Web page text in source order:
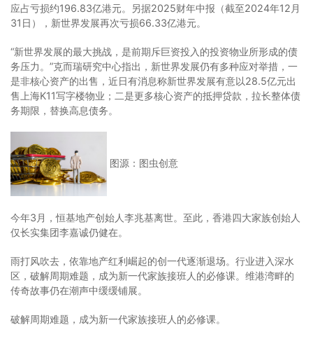
应占亏损约196.83亿港元。另据2025财年中报（截至2024年12月
31日），新世界发展再次亏损66.33亿港元。
“新世界发展的最大挑战，是前期斥巨资投入的投资物业所形成的债
务压力。”克而瑞研究中心指出，新世界发展仍有多种应对举措，一
是非核心资产的出售，近日有消息称新世界发展有意以28.5亿元出
售上海K11写字楼物业；二是更多核心资产的抵押贷款，拉长整体债
务期限，替换高息债务。
图源：图虫创意
今年3月，恒基地产创始人李兆基离世。至此，香港四大家族创始人
仅长实集团李嘉诚仍健在。
雨打风吹去，依靠地产红利崛起的创一代逐渐退场。行业进入深水
区，破解周期难题，成为新一代家族接班人的必修课。维港湾畔的
传奇故事仍在潮声中缓缓铺展。
破解周期难题，成为新一代家族接班人的必修课。